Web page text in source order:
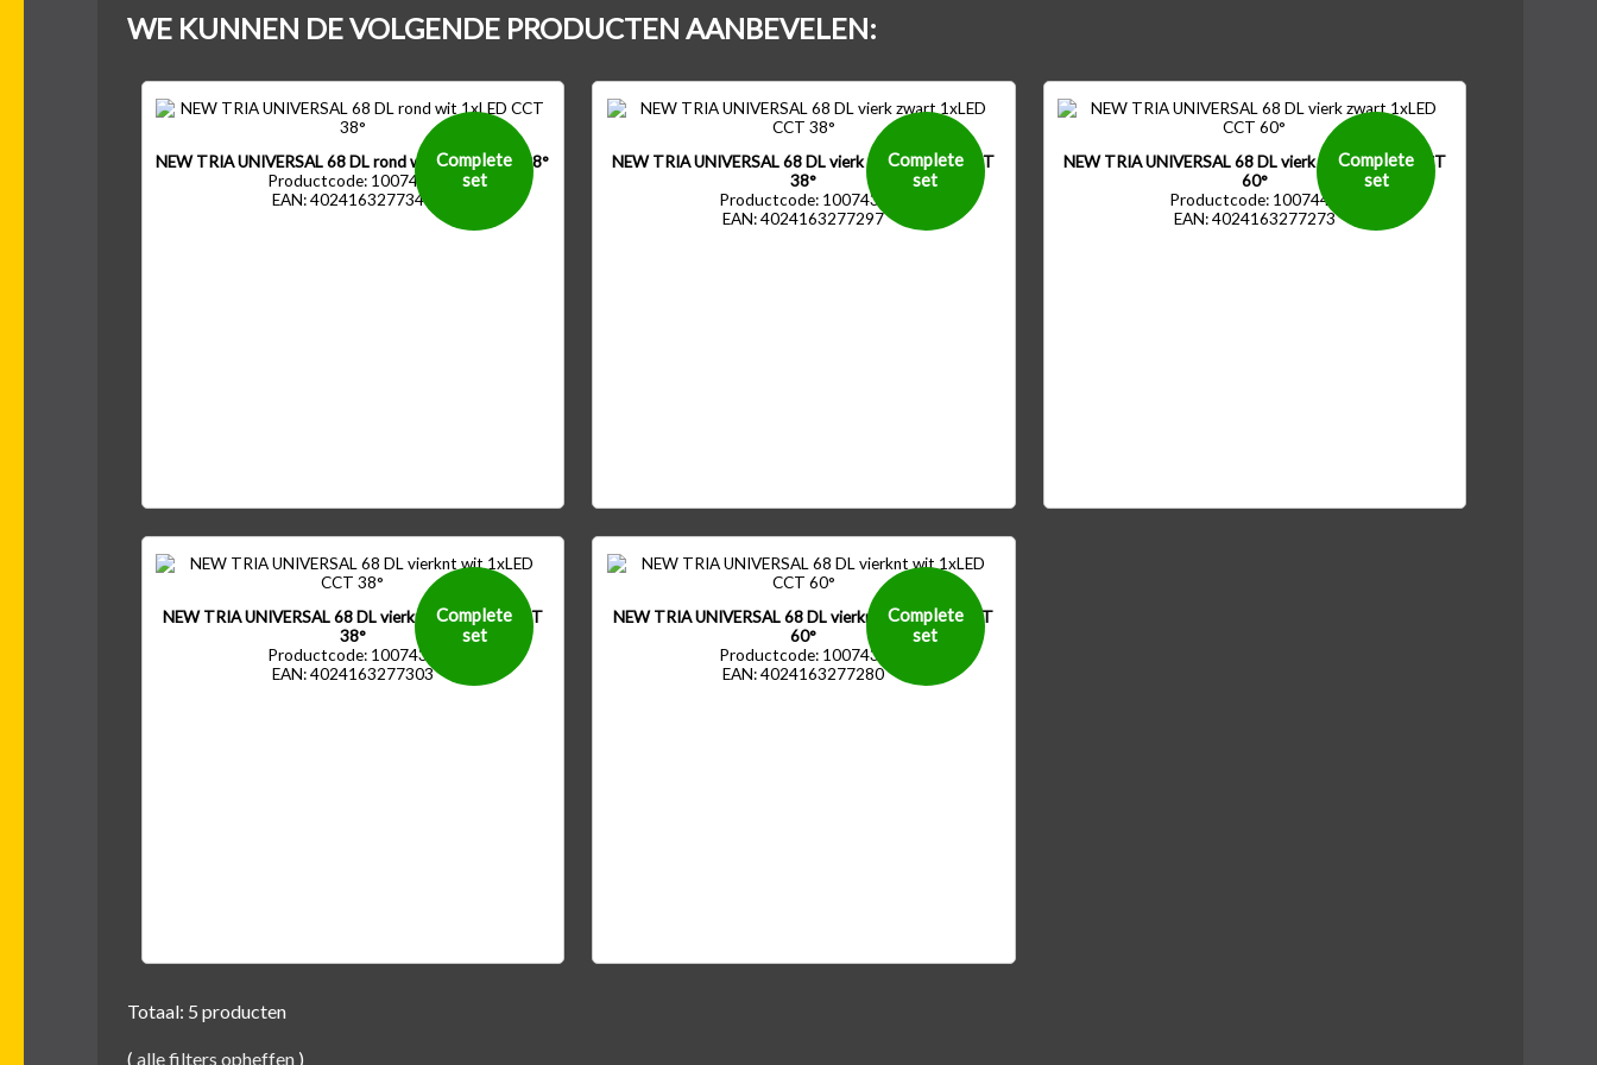
WE KUNNEN DE VOLGENDE PRODUCTEN AANBEVELEN:
NEW TRIA UNIVERSAL 68 DL rond wit 1xLED CCT 38°
Productcode: 1007433
EAN: 4024163277341
Complete
set
NEW TRIA UNIVERSAL 68 DL vierk zwart 1xLED CCT
38°
Productcode: 1007438
EAN: 4024163277297
Complete
set
NEW TRIA UNIVERSAL 68 DL vierk zwart 1xLED CCT
60°
Productcode: 1007440
EAN: 4024163277273
Complete
set
NEW TRIA UNIVERSAL 68 DL vierknt wit 1xLED CCT
38°
Productcode: 1007437
EAN: 4024163277303
Complete
set
NEW TRIA UNIVERSAL 68 DL vierknt wit 1xLED CCT
60°
Productcode: 1007439
EAN: 4024163277280
Complete
set
Totaal: 5 producten
( alle filters opheffen )